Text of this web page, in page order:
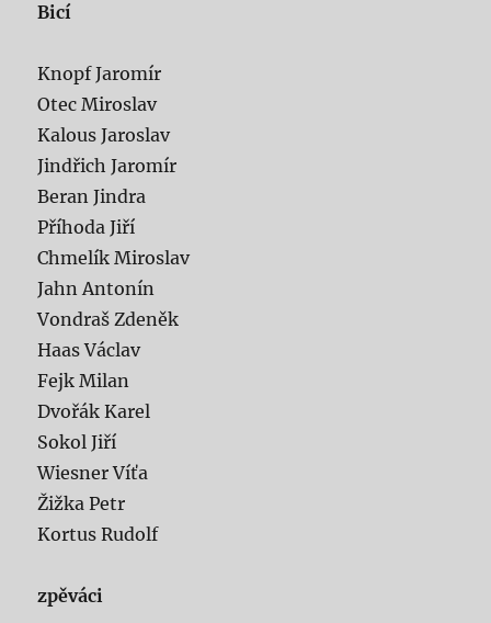
Bicí
Knopf Jaromír
Otec Miroslav
Kalous Jaroslav
Jindřich Jaromír
Beran Jindra
Příhoda Jiří
Chmelík Miroslav
Jahn Antonín
Vondraš Zdeněk
Haas Václav
Fejk Milan
Dvořák Karel
Sokol Jiří
Wiesner Víťa
Žižka Petr
Kortus Rudolf
zpěváci